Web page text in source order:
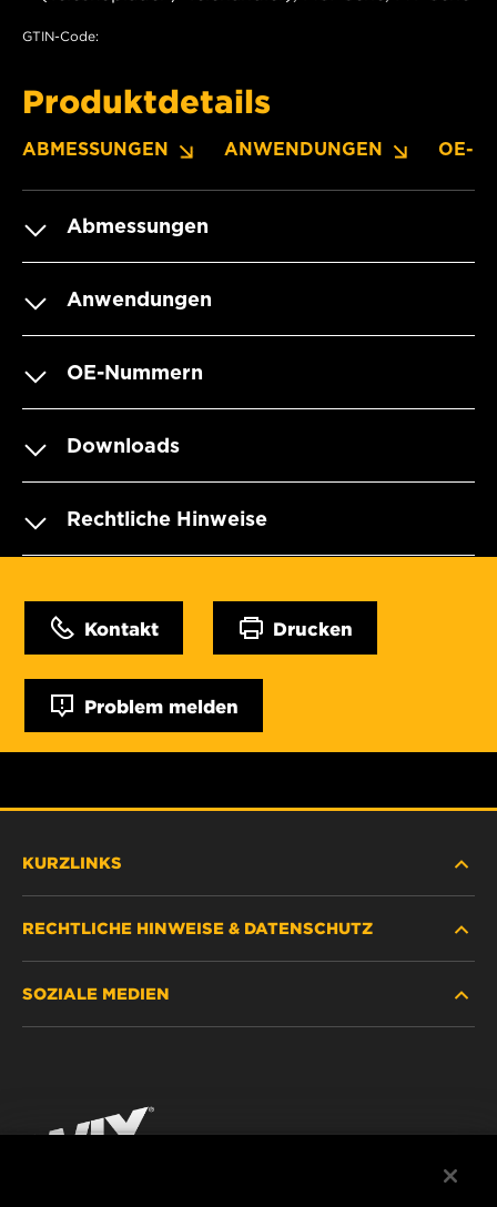
GTIN-Code:
Produktdetails
ABMESSUNGEN ANWENDUNGEN OE-
Abmessungen
Anwendungen
OE-Nummern
Downloads
Rechtliche Hinweise
Kontakt Drucken
Problem melden
KURZLINKS
HÄNDLERSUCHE
KONTAKT
RECHTLICHE HINWEISE & DATENSCHUTZ
IMPRESSUM
SOZIALE MEDIEN
YouTube